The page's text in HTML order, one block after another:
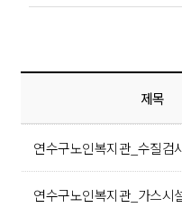
제목
연수구노인복지관_수질검
연수구노인복지관_가스시